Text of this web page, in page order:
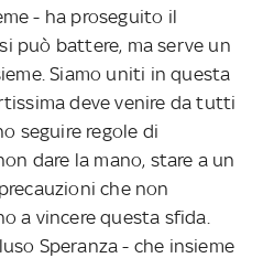
- ha proseguito il
può battere, ma serve un
Siamo uniti in questa
deve venire da tutti
seguire regole di
dare la mano, stare a un
che non
a vincere questa sfida.
Speranza - che insieme